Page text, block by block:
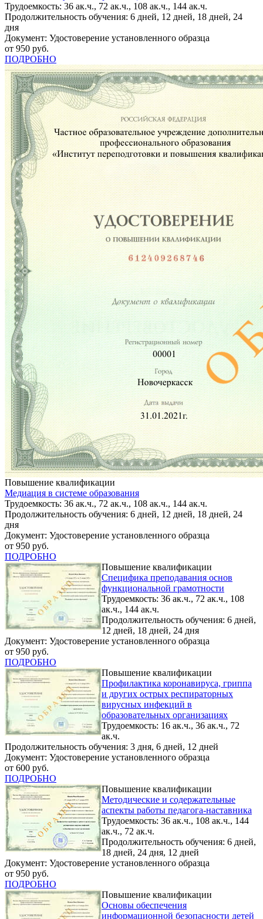
Трудоемкость: 36 ак.ч., 72 ак.ч., 108 ак.ч., 144 ак.ч.
Продолжительность обучения: 6 дней, 12 дней, 18 дней, 24
дня
Документ: Удостоверение установленного образца
от 950 руб.
ПОДРОБНО
Повышение квалификации
Медиация в системе образования
Трудоемкость: 36 ак.ч., 72 ак.ч., 108 ак.ч., 144 ак.ч.
Продолжительность обучения: 6 дней, 12 дней, 18 дней, 24
дня
Документ: Удостоверение установленного образца
от 950 руб.
ПОДРОБНО
Повышение квалификации
Специфика преподавания основ
функциональной грамотности
Трудоемкость: 36 ак.ч., 72 ак.ч., 108
ак.ч., 144 ак.ч.
Продолжительность обучения: 6 дней,
12 дней, 18 дней, 24 дня
Документ: Удостоверение установленного образца
от 950 руб.
ПОДРОБНО
Повышение квалификации
Профилактика коронавируса, гриппа
и других острых респираторных
вирусных инфекций в
образовательных организациях
Трудоемкость: 16 ак.ч., 36 ак.ч., 72
ак.ч.
Продолжительность обучения: 3 дня, 6 дней, 12 дней
Документ: Удостоверение установленного образца
от 600 руб.
ПОДРОБНО
Повышение квалификации
Методические и содержательные
аспекты работы педагога-наставника
Трудоемкость: 36 ак.ч., 108 ак.ч., 144
ак.ч., 72 ак.ч.
Продолжительность обучения: 6 дней,
18 дней, 24 дня, 12 дней
Документ: Удостоверение установленного образца
от 950 руб.
ПОДРОБНО
Повышение квалификации
Основы обеспечения
информационной безопасности детей